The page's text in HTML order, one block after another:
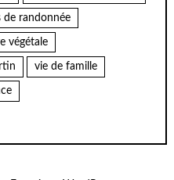
de randonnée
végétale
vie de famille